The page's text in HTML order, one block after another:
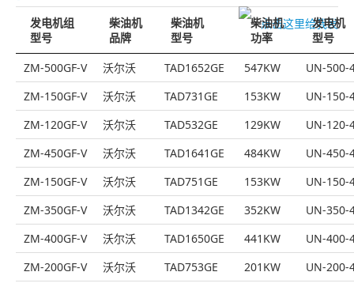
发电机组
型号
柴油机
品牌
柴油机
型号
柴油机
功率
发电机
型号
ZM-500GF-V
沃尔沃 TAD1652GE 547KW
UN-500-
ZM-150GF-V
沃尔沃 TAD731GE 153KW
UN-150-
ZM-120GF-V
沃尔沃 TAD532GE 129KW
UN-120-
ZM-450GF-V
沃尔沃 TAD1641GE 484KW
UN-450-
ZM-150GF-V
沃尔沃 TAD751GE 153KW
UN-150-
ZM-350GF-V
沃尔沃 TAD1342GE 352KW
UN-350-
ZM-400GF-V
沃尔沃 TAD1650GE 441KW
UN-400-
ZM-200GF-V
沃尔沃 TAD753GE 201KW
UN-200-